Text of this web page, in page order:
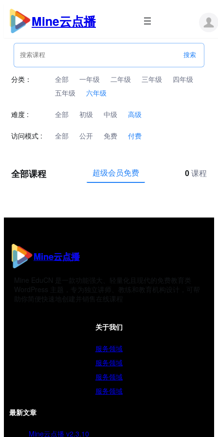
跳
内
Mine云点播
分类： 全部 一年级 二年级 三年级
四年级
五年级
六年级
难度 : 全部 初级 中级 高级
访问模式 : 全部 公开 免费 付费
全部课程 超级会员免费 0 课程
Mine云点播
Mine EduCN 是一款功能强大、轻量化且现代的免费教育类
WordPress 主题，专为独立讲师、教练和教育机构设计，可帮
助你简便快速地创建并销售在线课程
关于我们
服务领域
服务领域
服务领域
服务领域
最新文章
Mine云点播 v2.3.10